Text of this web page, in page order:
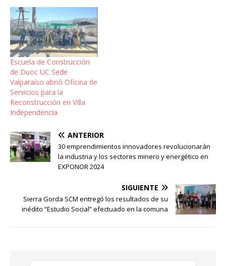
Escuela de Construcción
de Duoc UC Sede
Valparaíso abrió Oficina de
Servicios para la
Reconstrucción en Villa
Independencia
ANTERIOR
30 emprendimientos innovadores revolucionarán
la industria y los sectores minero y energético en
EXPONOR 2024
SIGUIENTE
Sierra Gorda SCM entregó los resultados de su
inédito “Estudio Social” efectuado en la comuna